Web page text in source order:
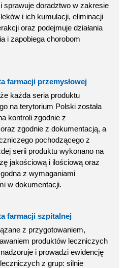
sprawuje doradztwo w zakresie
i ich kumulacji, eliminacji
oraz podejmuje działania
i zapobiega chorobom
farmacji przemysłowej
każda seria produktu
na terytorium Polski została
kontroli zgodnie z
zgodnie z dokumentacją, a
pochodzącego z
serii produktu wykonano na
jakościową i ilościową oraz
z wymaganiami
w dokumentacji.
farmacji szpitalnej
z przygotowaniem,
produktów leczniczych
i prowadzi ewidencję
z grup: silnie